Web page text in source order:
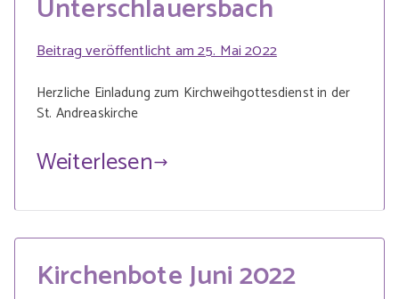
Großhab
ersdorf
evangeli
sch
Unterschlauersbach
Beitrag veröffentlicht am25. Mai 2022
Herzliche Einladung zum Kirchweihgottesdienst in der
St. Andreaskirche
Weiterlesen
Kirchenbote Juni 2022